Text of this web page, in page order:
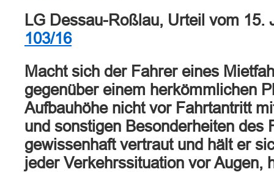
LG Dessau-Roßlau, Urteil vom 15.
103/16
Macht sich der Fahrer eines
gegenüber einem herkömmlichen
Aufbauhöhe nicht vor Fahrtantritt
und sonstigen Besonderheiten des
gewissenhaft vertraut und hält er
jeder Verkehrssituation vor Augen,